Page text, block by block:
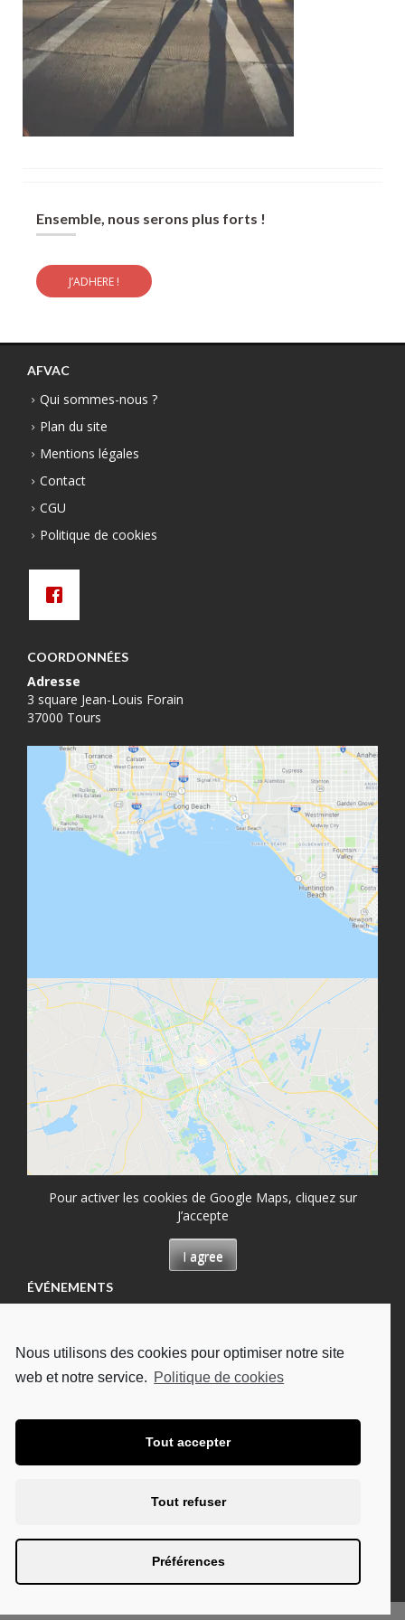
Nous utilisons des cookies pour optimiser notre site
web et notre service. Politique de cookies
Tout accepter
Tout refuser
Préférences
Ensemble, nous serons plus forts !
J’ADHERE !
AFVAC
Qui sommes-nous ?
Plan du site
Mentions légales
Contact
CGU
Politique de cookies
COORDONNÉES
Adresse
3 square Jean-Louis Forain
37000 Tours
Pour activer les cookies de Google Maps, cliquez sur
J’accepte
I agree
ÉVÉNEMENTS
13/08/2026
Permanence à Tours, Hôpital Bretonneau
Permanence à Tours, à l'UDAF
Permanence à Chambray-lès-Tours, CHU Trousseau